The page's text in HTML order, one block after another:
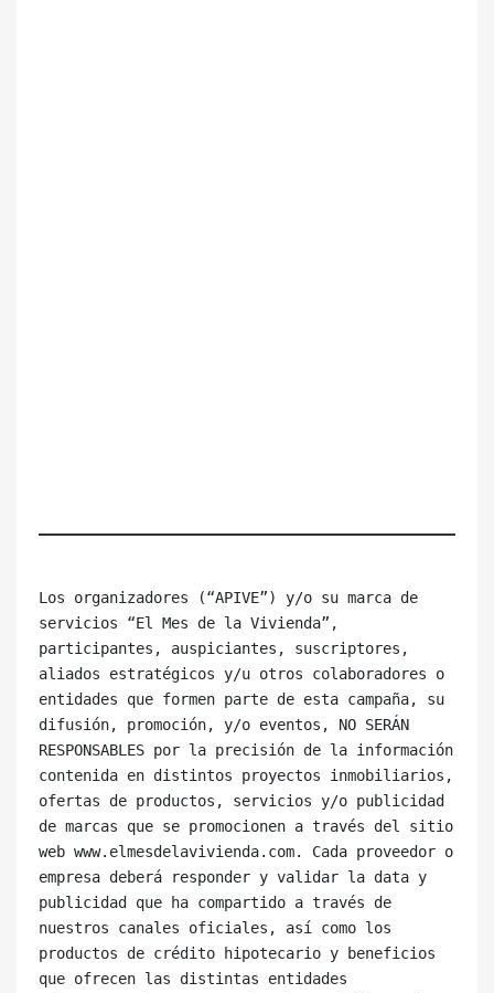
Los organizadores (“APIVE”) y/o su marca de
servicios “El Mes de la Vivienda”,
participantes, auspiciantes, suscriptores,
aliados estratégicos y/u otros colaboradores o
entidades que formen parte de esta campaña, su
difusión, promoción, y/o eventos, NO SERÁN
RESPONSABLES por la precisión de la información
contenida en distintos proyectos inmobiliarios,
ofertas de productos, servicios y/o publicidad
de marcas que se promocionen a través del sitio
web www.elmesdelavivienda.com. Cada proveedor o
empresa deberá responder y validar la data y
publicidad que ha compartido a través de
nuestros canales oficiales, así como los
productos de crédito hipotecario y beneficios
que ofrecen las distintas entidades